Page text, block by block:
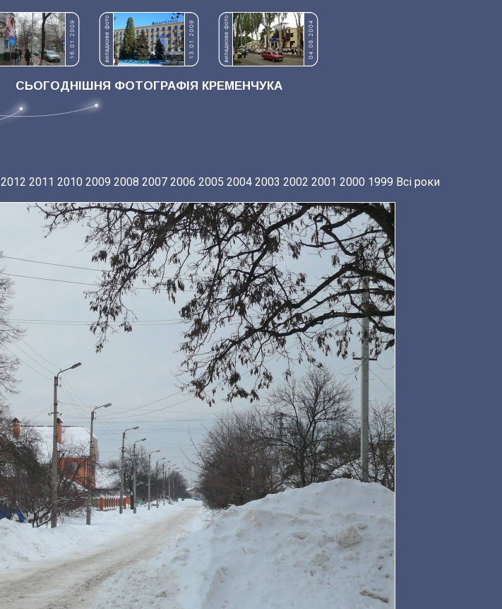
СЬОГОДНІШНЯ ФОТОГРАФІЯ КРЕМЕНЧУКА
2012 2011 2010 2009 2008 2007 2006 2005 2004 2003 2002 2001 2000 1999 Всі роки